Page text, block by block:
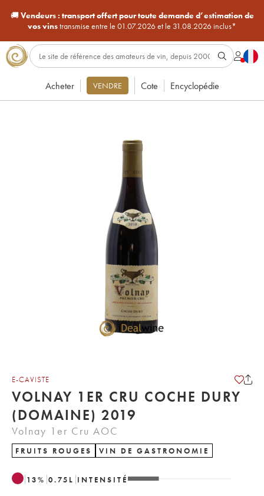
🚚Vendeurs : transport offert pour toute demande d’estimation de
vos vinstransmise entre le 01.07.2026 et le 31.08.2026 inclus*
Acheter VENDRE Cote Encyclopédie
E-CAVISTE
VOLNAY 1ER CRU COCHE DURY
(DOMAINE) 2019
Volnay 1er Cru AOC
FRUITS ROUGES VIN DE GASTRONOMIE
13% 0.75 L INTENSITÉ